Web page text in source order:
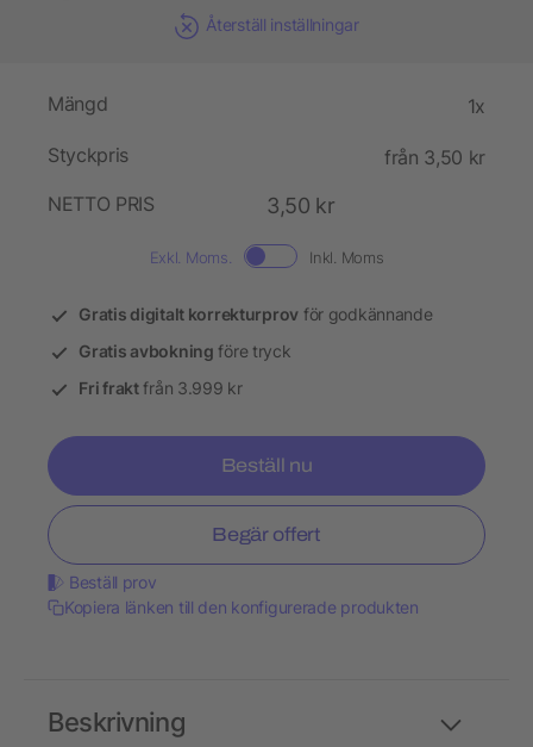
Återställ inställningar
Mängd 1x
Styckpris
från 3,50 kr
NETTO PRIS
3,50 kr
Exkl. Moms. Inkl. Moms
Gratis digitalt korrekturprov för godkännande
Gratis avbokning före tryck
Fri fraktfrån 3.999 kr
Beställ nu
Begär offert
Beställ prov
Kopiera länken till den konfigurerade produkten
Beskrivning